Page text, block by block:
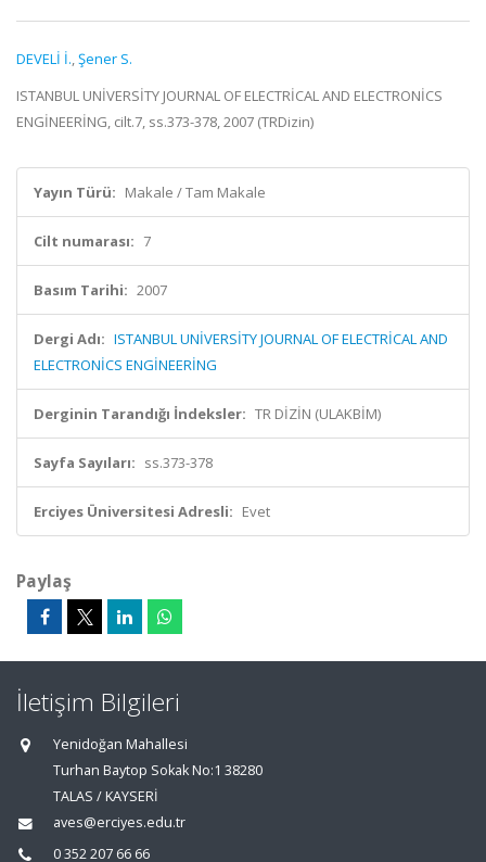
DEVELİ İ.,Şener S.
ISTANBUL UNİVERSİTY JOURNAL OF ELECTRİCAL AND ELECTRONİCS
ENGİNEERİNG, cilt.7, ss.373-378, 2007 (TRDizin)
Yayın Türü: Makale / Tam Makale
Cilt numarası: 7
Basım Tarihi: 2007
Dergi Adı: ISTANBUL UNİVERSİTY JOURNAL OF ELECTRİCAL AND
ELECTRONİCS ENGİNEERİNG
Derginin Tarandığı İndeksler: TR DİZİN (ULAKBİM)
Sayfa Sayıları: ss.373-378
Erciyes Üniversitesi Adresli: Evet
Paylaş
İletişim Bilgileri
Yenidoğan Mahallesi
Turhan Baytop Sokak No:1 38280
TALAS / KAYSERİ
aves@erciyes.edu.tr
0 352 207 66 66